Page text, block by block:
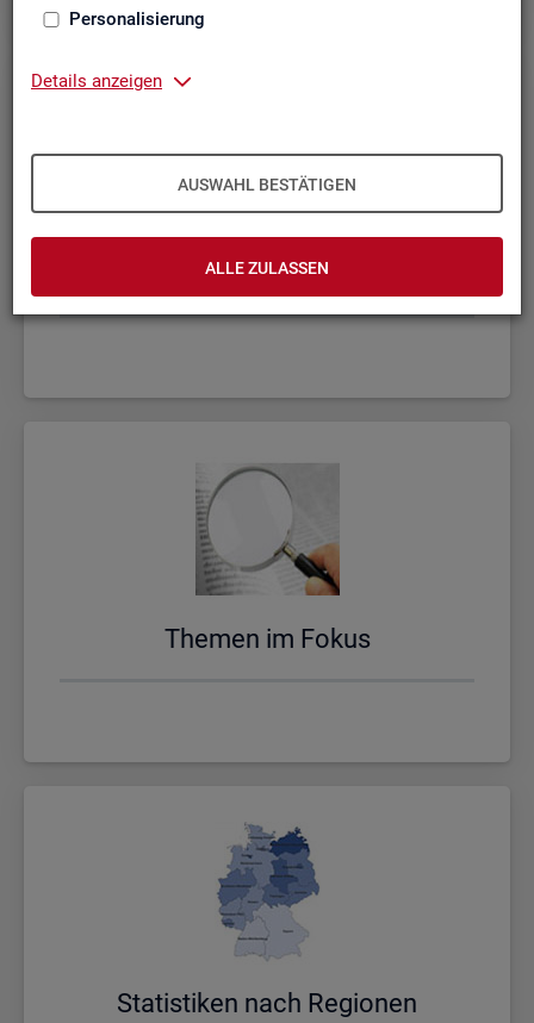
Personalisierung
Details anzeigen
AUSWAHL BESTÄTIGEN
ALLE ZULASSEN
Fach­sta­tis­ti­ken
The­men im Fokus
Sta­tis­ti­ken nach Re­gio­nen